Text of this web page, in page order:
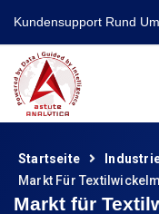
Kundensupport Rund
Startseite
Markt Für
Markt für